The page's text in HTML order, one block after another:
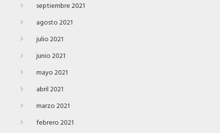
septiembre 2021
agosto 2021
julio 2021
junio 2021
mayo 2021
abril 2021
marzo 2021
febrero 2021